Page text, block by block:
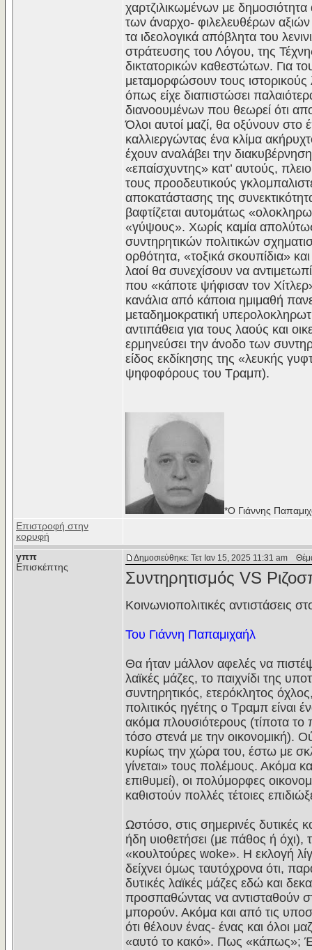
χαρτζιλικωμένων με
των άναρχο- φιλελευθέρων
τα ιδεολογικά απόβλητα του
στράτευσης του Λόγου, της
δικτατορικών καθεστώτων. Για
μεταμορφώσουν τους
όπως είχε διαπιστώσει
διανοουμένων που θεωρεί ότι
Όλοι αυτοί μαζί, θα οξύνουν στο
καλλιεργώντας ένα κλίμα
έχουν αναλάβει την
«επαίσχυντης» κατ’ αυτούς,
τους προοδευτικούς
αποκατάστασης της
βαφτίζεται αυτομάτως
«γύψους». Χωρίς καμία
συντηρητικών πολιτικών
ορθότητα, «τοξικά σκουπίδια»
λαοί θα συνεχίσουν να
που «κάποτε ψήφισαν τον
κανάλια από κάποια ημιμαθή
μεταδημοκρατική
αντιπάθεια για τους λαούς και
ερμηνεύσει την άνοδο των
είδος εκδίκησης της «λευκής
ψηφοφόρους του Τραμπ).
*Ο Γιάννης
Επιστροφή στην
κορυφή
γππ
Επισκέπτης
Δημοσιεύθηκε: Τετ Ιαν 15, 2025 11:31 am
Συντηρητισμός VS
Κοινωνιοπολιτικές αντιστάσεις
Του Γιάννη Παπαμιχαήλ
Θα ήταν μάλλον αφελές να
λαϊκές μάζες, το παιχνίδι της
συντηρητικός, ετερόκλητος
πολιτικός ηγέτης ο Τραμπ είναι
ακόμα πλουσιότερους (τίποτα το
τόσο στενά με την οικονομική).
κυρίως την χώρα του, έστω με
γίνεται» τους πολέμους. Ακόμα
επιθυμεί), οι πολύμορφες
καθιστούν πολλές τέτοιες
Ωστόσο, στις σημερινές δυτικές
ήδη υιοθετήσει (με πάθος ή όχι),
«κουλτούρες woke». Η εκλογή
δείχνει όμως ταυτόχρονα ότι,
δυτικές λαϊκές μάζες εδώ και
προσπαθώντας να αντισταθούν
μπορούν. Ακόμα και από τις
ότι θέλουν ένας- ένας και όλοι
«αυτό το κακό». Πως «κάπως»;